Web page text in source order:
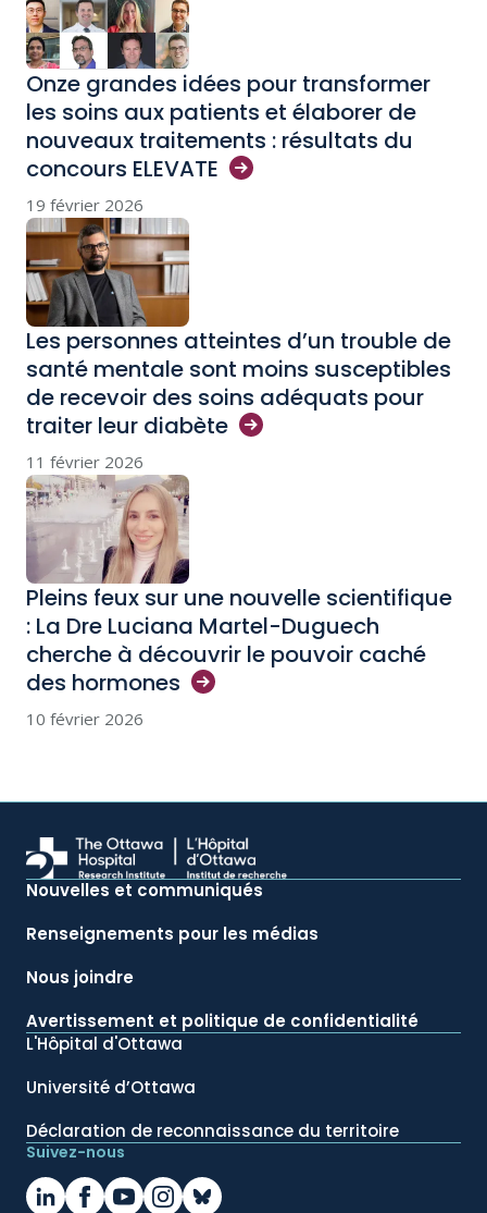
Onze grandes idées pour transformer
les soins aux patients et élaborer de
nouveaux traitements : résultats du
concours ELEVATE
19 février 2026
Les personnes atteintes d’un trouble de
santé mentale sont moins susceptibles
de recevoir des soins adéquats pour
traiter leur diabète
11 février 2026
Pleins feux sur une nouvelle scientifique
: La Dre Luciana Martel-Duguech
cherche à découvrir le pouvoir caché
des hormones
10 février 2026
Nouvelles et communiqués
Renseignements pour les médias
Nous joindre
Avertissement et politique de confidentialité
L'Hôpital d'Ottawa
Université d’Ottawa
Déclaration de reconnaissance du territoire
Suivez-nous